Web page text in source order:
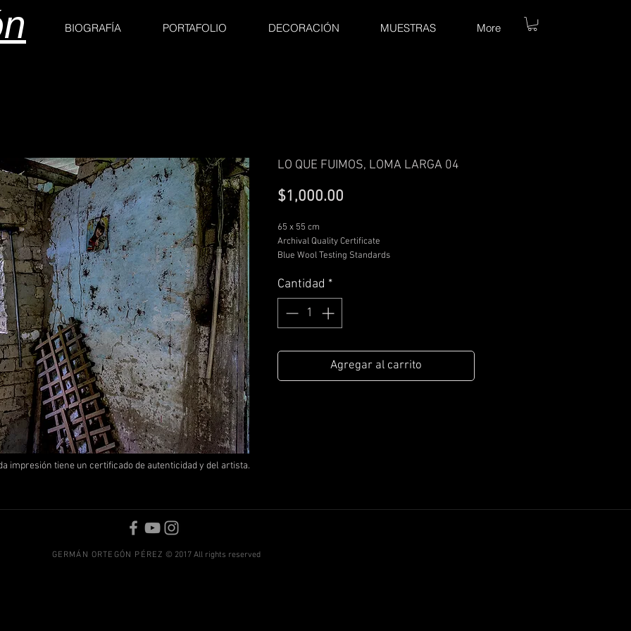
BIOGRAFÍA PORTAFOLIO DECORACIÓN MUESTRAS More
LO QUE FUIMOS, LOMA LARGA 04
$1,000.00
65 x 55 cm
Archival Quality Certificate
Blue Wool Testing Standards
100% Cotton
Cantidad *
Agregar al carrito
impresión tiene un certificado de autenticidad y del artista.
GERMÁN ORTEGÓN PÉREZ © 2017 All rights reserved